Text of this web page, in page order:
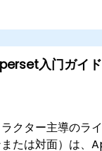
メンテナンス
入门ガイド
クター主導のラ
または対面）は